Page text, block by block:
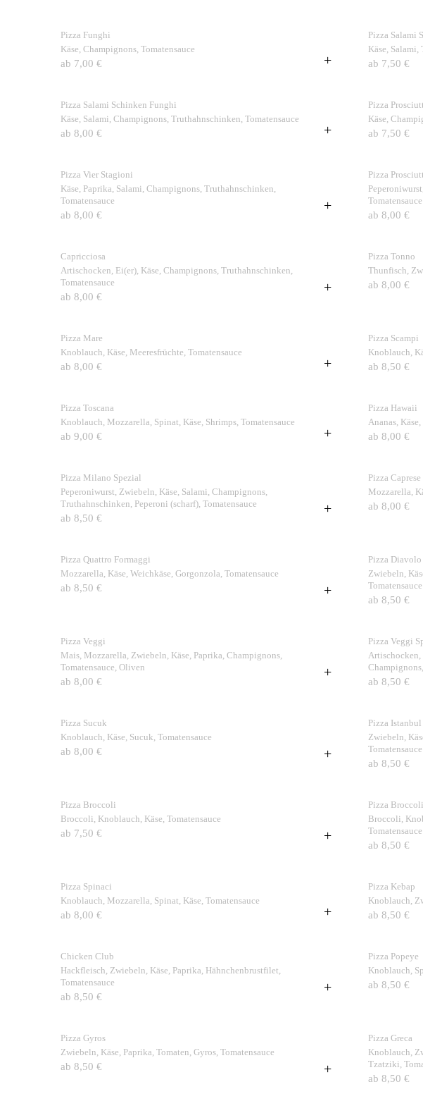
Pizza Funghi
Käse, Champignons, Tomatensauce
ab 7,00 € +
Pizza Salami
Käse, Salami,
ab 7,50 €
Pizza Salami Schinken Funghi
Käse, Salami, Champignons, Truthahnschinken, Tomatensauce
ab 8,00 € +
Pizza
Käse,
ab 7,50 €
Pizza Vier Stagioni
Käse, Paprika, Salami, Champignons, Truthahnschinken,
Tomatensauce
ab 8,00 €
+
Pizza
Tomatensauce
ab 8,00 €
Capricciosa
Artischocken, Ei(er), Käse, Champignons, Truthahnschinken,
Tomatensauce
ab 8,00 €
+
Pizza Tonno
Thunfisch,
ab 8,00 €
Pizza Mare
Knoblauch, Käse, Meeresfrüchte, Tomatensauce
ab 8,00 € +
Pizza Scampi
Knoblauch,
ab 8,50 €
Pizza Toscana
Knoblauch, Mozzarella, Spinat, Käse, Shrimps, Tomatensauce
ab 9,00 € +
Pizza Hawaii
Ananas,
ab 8,00 €
Pizza Milano Spezial
Peperoniwurst, Zwiebeln, Käse, Salami, Champignons,
Truthahnschinken, Peperoni (scharf), Tomatensauce
ab 8,50 €
+
Pizza Caprese
Mozzarella,
ab 8,00 €
Pizza Quattro Formaggi
Mozzarella, Käse, Weichkäse, Gorgonzola, Tomatensauce
ab 8,50 € +
Pizza Diavolo
Zwiebeln,
Tomatensauce
ab 8,50 €
Pizza Veggi
Mais, Mozzarella, Zwiebeln, Käse, Paprika, Champignons,
Tomatensauce, Oliven
ab 8,00 €
+
Pizza Veggi
Artischocken,
ab 8,50 €
Pizza Sucuk
Knoblauch, Käse, Sucuk, Tomatensauce
ab 8,00 € +
Pizza Istanbul
Zwiebeln,
Tomatensauce
ab 8,50 €
Pizza Broccoli
Broccoli, Knoblauch, Käse, Tomatensauce
ab 7,50 € +
Pizza
Broccoli,
Tomatensauce
ab 8,50 €
Pizza Spinaci
Knoblauch, Mozzarella, Spinat, Käse, Tomatensauce
ab 8,00 € +
Pizza Kebap
Knoblauch,
ab 8,50 €
Chicken Club
Hackfleisch, Zwiebeln, Käse, Paprika, Hähnchenbrustfilet,
Tomatensauce
ab 8,50 €
+
Pizza Popeye
Knoblauch,
ab 8,50 €
Pizza Gyros
Zwiebeln, Käse, Paprika, Tomaten, Gyros, Tomatensauce
ab 8,50 € +
Pizza Greca
Knoblauch,
Tzatziki,
ab 8,50 €